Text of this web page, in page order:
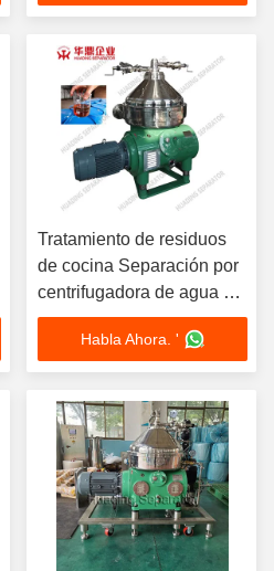
Tratamiento de residuos
de cocina Separación por
centrifugadora de agua y
aceite 6.5kw
Habla Ahora. '